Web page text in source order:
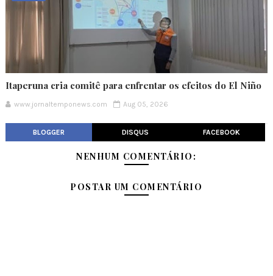
Itaperuna cria comitê para enfrentar os efeitos do El Niño
www.jornaltemponews.com Aug 05, 2026
BLOGGER DISQUS FACEBOOK
NENHUM COMENTÁRIO:
POSTAR UM COMENTÁRIO